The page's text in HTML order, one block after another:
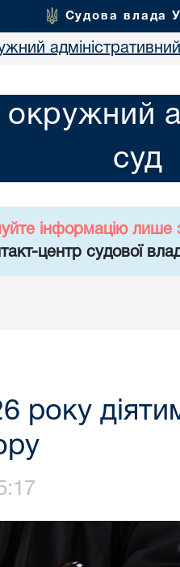
Судова влада
суд
інформацію лише
центр судової
року